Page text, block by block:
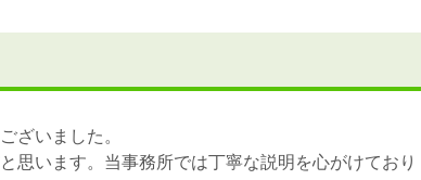
ざいました。
思います。当事務所では丁寧な説明を心がけており